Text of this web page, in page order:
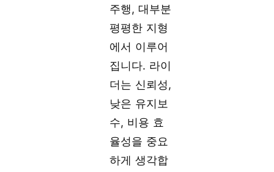
주행, 대부분
평평한 지형
에서 이루어
집니다. 라이
더는 신뢰성,
낮은 유지보
수, 비용 효
율성을 중요
하게 생각합